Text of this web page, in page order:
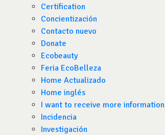
Certification
Concientización
Contacto nuevo
Donate
Ecobeauty
Feria EcoBelleza
Home Actualizado
Home inglés
I want to receive more information
Incidencia
Investigación